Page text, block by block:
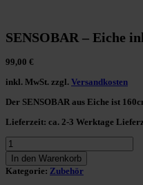
SENSOBAR – Eiche
99,00 €
inkl. MwSt. zzgl. Versandkosten
Der SENSOBAR aus Eiche ist
Lieferzeit: ca. 2-3 Werktage
SENSOBAR
-
Eiche
inkl.
In den Warenkorb
Kategorie: Zubehör